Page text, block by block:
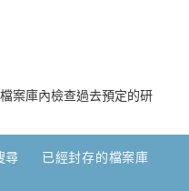
案庫內檢查過去預定的研
尋
已經封存的檔案庫